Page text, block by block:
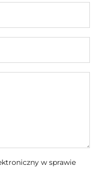
w sprawie